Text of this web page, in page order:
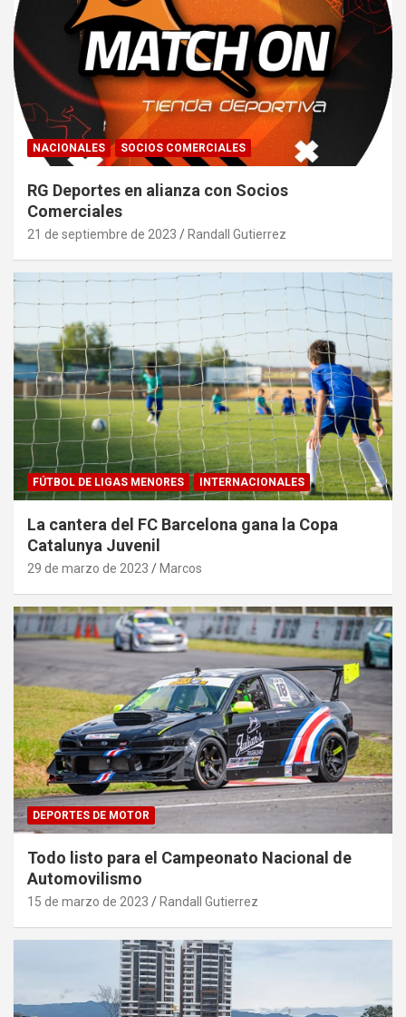
NACIONALES SOCIOS COMERCIALES
RG Deportes en alianza con Socios
Comerciales
21 de septiembre de 2023 Randall Gutierrez
FÚTBOL DE LIGAS MENORES INTERNACIONALES
La cantera del FC Barcelona gana la Copa
Catalunya Juvenil
29 de marzo de 2023 Marcos
DEPORTES DE MOTOR
Todo listo para el Campeonato Nacional de
Automovilismo
15 de marzo de 2023 Randall Gutierrez